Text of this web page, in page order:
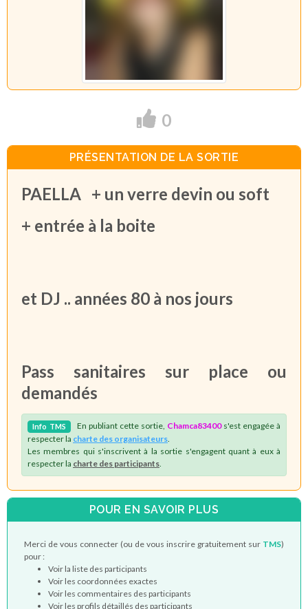
0
PRÉSENTATION DE LA SORTIE
PAELLA + un verre devin ou soft
+ entrée à la boite
et DJ .. années 80 à nos jours
Pass sanitaires sur place ou
demandés
Info TMS En publiant cette sortie, Chamca83400s'est engagée à
respecter la charte des organisateurs
Les membres qui s'inscrivent à la sortie s'engagent quant à eux à
respecter la charte des participants
POUR EN SAVOIR PLUS
Merci de vous connecter (ou de vous inscrire gratuitement sur TMS)
pour :
Voir la liste des participants
Voir les coordonnées exactes
Voir les commentaires des participants
Voir les profils détaillés des participants